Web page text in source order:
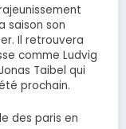
saison son
Il retrouvera
comme Ludvig
Taibel qui
prochain.
des paris en